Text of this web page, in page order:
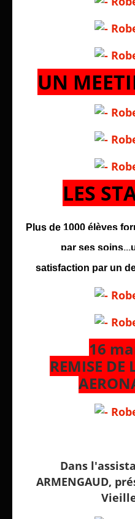
UN
LES
Plus de 1000 élèves
par ses
satisfaction par un
16
REMISE DE
Dans
ARMENGAUD,